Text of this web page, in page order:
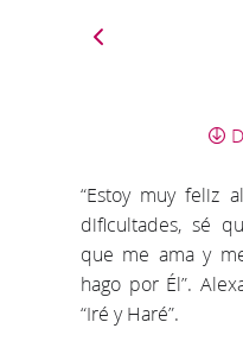
“Estoy muy feliz
dificultades, sé
que me ama y
hago por Él”.
“Iré y Haré”.